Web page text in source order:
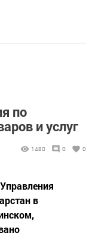
по
и услуг
1480 0 0
в